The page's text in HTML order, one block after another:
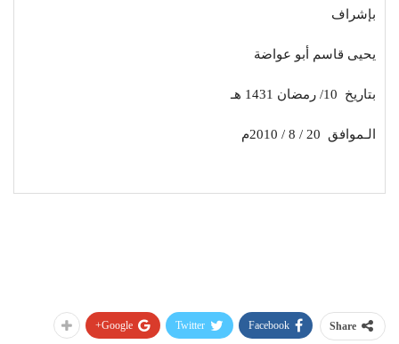
بإشراف
يحيى قاسم أبو عواضة
بتاريخ 10/ رمضان 1431 هـ
الـموافق 20 / 8 / 2010م
Share
Facebook
Twitter
Google+